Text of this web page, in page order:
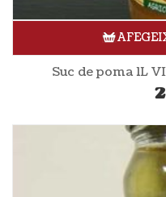
Suc de poma 1L